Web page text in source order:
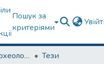
Пошук за
критеріями
Кафедра історії, археології та гуманітарних наук
Тези